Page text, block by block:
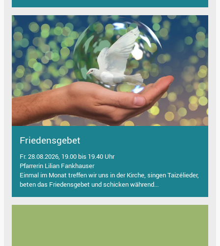
Friedensgebet
Fr. 28.08.2026, 19.00 bis 19.40 Uhr
Pfarrerin Lilian Fankhauser
Einmal im Monat treffen wir uns in der Kirche, singen Taizélieder,
beten das Friedensgebet und schicken während...